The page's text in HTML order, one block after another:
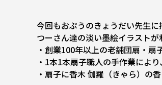
今回もおぷうのきょうだい先生に
つーさん達の淡い墨絵イラストが
・創業100年以上の老舗団扇・扇
・1本1本扇子職人の手作業によ
・扇子に香木 伽羅（きゃら）の